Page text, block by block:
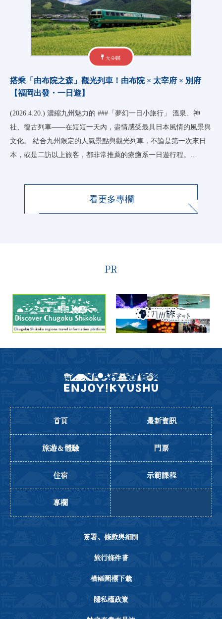
大分縣
搭乘「由布院之森」觀光列車！由布院 × 太宰府 × 別府
【福岡出發・一日遊】
(2026.4.20.) 濃縮九州魅力的 ###「夢幻一日小旅行」 溫泉、神
社、復古列車——在短短一天內，盡情感受最具日本風情的風景與
文化。 結合九州限定的人氣景點與觀光列車，不論是第一次來日
本，或是二訪以上旅客，都非常推薦的療癒系一日遊行程。…
看更多專欄
PR
首頁 最新資訊
旅遊＆體驗 門票
住宿 示範課程
專欄
簽署、條款與細則
旅行條件書
橫幅圖標下載
隱私權政策